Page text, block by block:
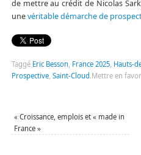
de mettre au crédit de Nicolas
unevéritable démarche de
Taggé Eric Besson, France 2025, Hauts-
Prospective, Saint-Cloud.Mettre en
« Croissance, emplois et « made in
France »